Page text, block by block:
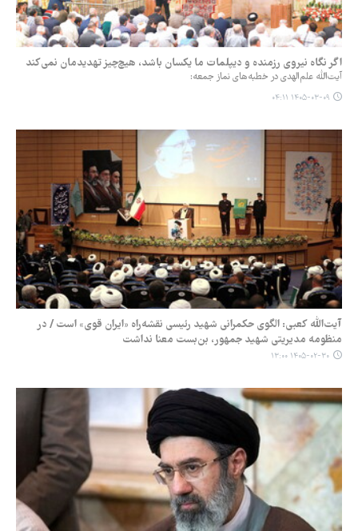
اگر نگاه نیروی رزمنده و دیپلمات ما یکسان باشد، هیچ‌چیز تهدیدمان نمی‌کند
آیت‌الله علم‌الهدی در خطبه‌های نماز جمعه:
۱۴۰۵-۰۳-۰۹ ۰۴:۱۱
آیت‌الله کعبی: الگوی حکمرانی شهید رئیسی نقشه‌راه «ایران قوی» است / در
منظومه مدیریتی شهید جمهور، بن‌بست معنا نداشت
۱۴۰۵-۰۲-۳۰ ۱۳:۰۰